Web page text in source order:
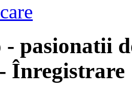
- pasionatii
Înregistrare